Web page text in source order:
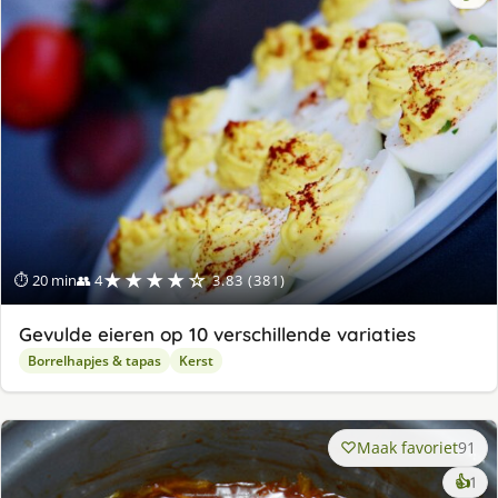
⏱ 20 min👥 4★★★★☆ 3.83 (381)
Gevulde eieren op 10 verschillende variaties
Borrelhapjes & tapas Kerst
Maak favoriet91
👍1